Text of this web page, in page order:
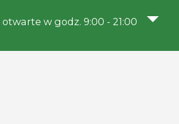
otwarte w godz. 9:00 - 21:00